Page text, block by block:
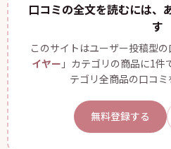
口コミの全文を読むには、
す
このサイトはユーザー投稿型
イヤー 」カテゴリの商品に1件
テゴリ全商品の口コミ
無料登録する